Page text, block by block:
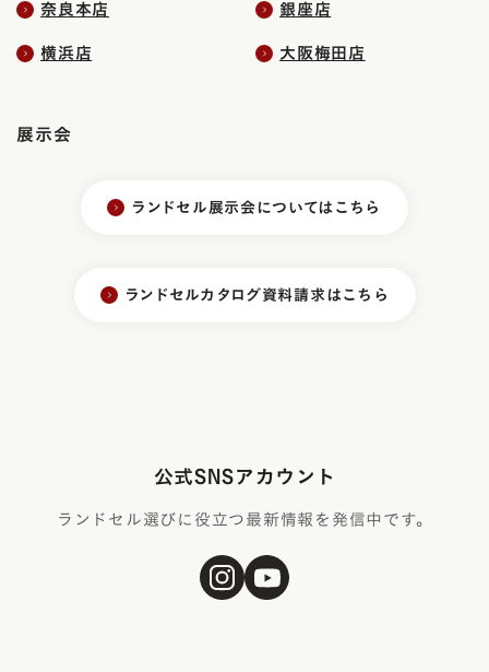
奈良本店 銀座店
横浜店 大阪梅田店
展示会
ランドセル展示会についてはこちら
ランドセルカタログ資料請求はこちら
公式SNSアカウント
ランドセル選びに役立つ最新情報を発信中です。